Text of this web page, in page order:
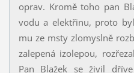
oprav. Kromě toho pan
vodu a elektřinu, proto
mu ze msty zlomyslně
zalepená izolepou,
Pan Blažek se živil